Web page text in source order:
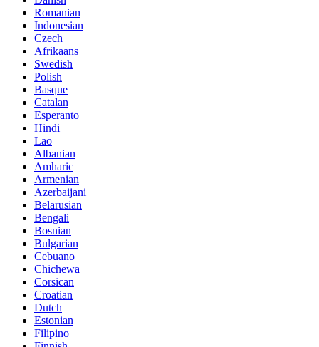
Romanian
Indonesian
Czech
Afrikaans
Swedish
Polish
Basque
Catalan
Esperanto
Hindi
Lao
Albanian
Amharic
Armenian
Azerbaijani
Belarusian
Bengali
Bosnian
Bulgarian
Cebuano
Chichewa
Corsican
Croatian
Dutch
Estonian
Filipino